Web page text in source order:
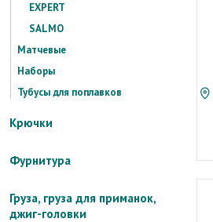
EXPERT
SALMO
Матчевые
Наборы
Тубусы для поплавков
Крючки
Фурнитура
Груза, груза для приманок,
джиг-головки